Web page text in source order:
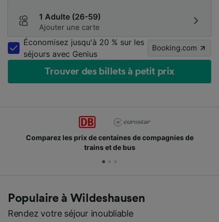
1 Adulte (26-59)
Ajouter une carte
Économisez jusqu'à 20 % sur les
séjours avec Genius
Booking.com
Trouver des billets à petit prix
Comparez les prix de centaines de compagnies de
trains et de bus
Populaire à Wildeshausen
Rendez votre séjour inoubliable